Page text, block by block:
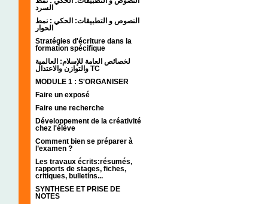
السرد
النصوص و التطبيقات: الحكي : نمط
الحوار
Stratégies d'écriture dans la
formation spécifique
لخصائص العامة للإسلام: العالمية
والتوازن والاعتدال TC
MODULE 1 : S'ORGANISER
Faire un exposé
Faire une recherche
Développement de la créativité
chez l'élève
Comment bien se préparer à
l’examen ?
Les travaux écrits:résumés,
rapports de stages, fiches,
critiques, bulletins...
SYNTHESE ET PRISE DE
NOTES